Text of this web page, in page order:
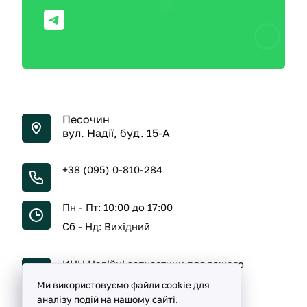
Песочин
вул. Надії, буд. 15-А
+38 (095) 0-810-284
Пн - Пт: 10:00 до 17:00
Сб - Нд: Вихідний
ИНН Надійні запчастини для вашого
Ми використовуємо файли cookie для
аналізу подій на нашому сайті.